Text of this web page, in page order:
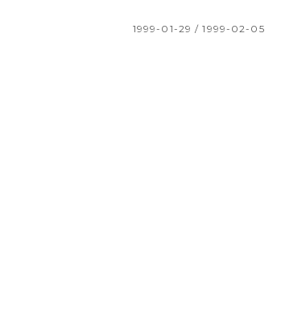
1999-01-29 / 1999-02-05